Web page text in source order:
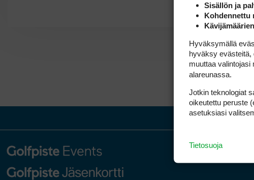
Sisällön ja
Kohdennettu
Hyväksymällä
hyväksy evästeitä,
muuttaa valintojasi
alareunassa.
Jotkin teknologiat
oikeutettu peruste
asetuksiasi
Tietosuoja